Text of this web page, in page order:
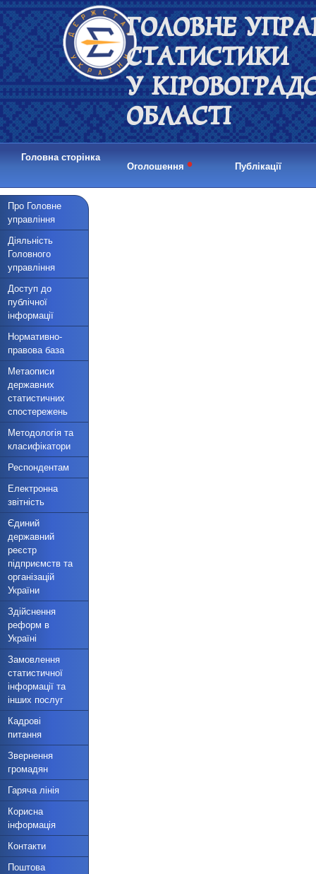
ГОЛОВНЕ
СТАТИСТИКИ
У
ОБЛАСТІ
Головна сторінка
Оголошення • Публікації
Про Головне
управління
Діяльність
Головного
управління
Доступ до
публічної
інформації
Нормативно-
правова база
Метаописи
державних
статистичних
спостережень
Методологія та
класифікатори
Респондентам
Електронна
звітність
Єдиний
державний
реєстр
підприємств та
організацій
України
Здійснення
реформ в
Україні
Замовлення
статистичної
інформації та
інших послуг
Кадрові
питання
Звернення
громадян
Гаряча лінія
Корисна
інформація
Контакти
Поштова